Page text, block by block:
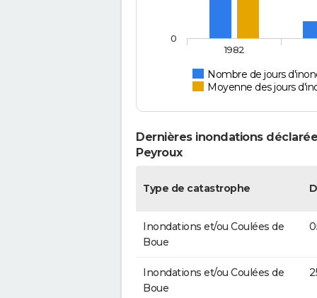
Nombre de jours
Moyenne des jours
1982
0
Dernières inondations
Peyroux
Type de catastrophe
Inondations et/ou Coulées de
Boue
Inondations et/ou Coulées de
Boue